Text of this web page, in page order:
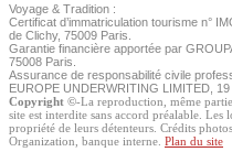
Voyage & Tradition :
Certificat d’immatriculation tourisme n°
de Clichy, 75009 Paris.
Garantie financière apportée par
75008 Paris.
Assurance de responsabilité civile
EUROPE UNDERWRITING LIMITED,
Copyright ©-La reproduction, même
site est interdite sans accord préalable. Les
propriété de leurs détenteurs. Crédits
Organization, banque interne. Plan du site